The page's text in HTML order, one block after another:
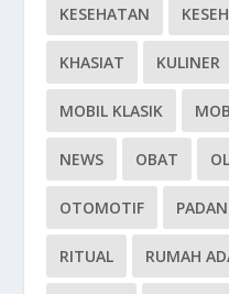
KESEHATAN
KHASIAT KULINER
MOBIL KLASIK
NEWS OBAT
OTOMOTIF
RITUAL RUMAH